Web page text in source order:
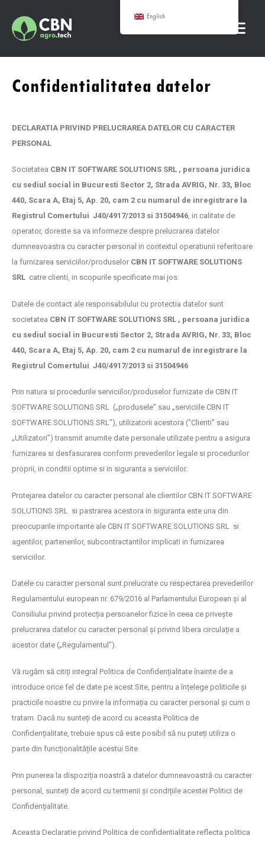
Confidentialitatea datelor
DECLARATIA PRIVIND PRELUCRAREA DATELOR CU CARACTER
PERSONAL
Societatea CBN IT SOFTWARE SOLUTIONS SRL , persoana juridica
cu sediul social in Bucuresti Sector 2, Strada AVRIG, Nr. 33, Bloc
440, Scara A, Etaj 5, Ap. 20, cam 2 cu numarul de inregistrare la
Registrul Comertului J40/4917/2013 si 31504946, in calitate de
operator, doreste sa va informeze despre prelucrarea datelor
dumneavoastra cu caracter personal in contextul operatiunii referitoare
la furnizarea serviciilor/produselor CBN IT SOFTWARE SOLUTIONS
SRL catre clienti, in scopurile specificate mai jos.
Datele de contact ale responsabilului cu protectia datelor sunt
societatea CBN IT SOFTWARE SOLUTIONS SRL , persoana juridica
cu sediul social in Bucuresti Sector 2, Strada AVRIG, Nr. 33, Bloc
440, Scara A, Etaj 5, Ap. 20, cam 2 cu numarul de inregistrare la
Registrul Comertului J40/4917/2013 si 31504946
Prin natura si procedurile serviciilor/produselor furnizate de CBN IT
SOFTWARE SOLUTIONS SRL („produsele” sau „serviciile CBN IT
SOFTWARE SOLUTIONS SRL”), utilizatorii acestora (“Clienti” sau
„Utilizatori”) transmit anumite date personale utilizate pentru a asigura
furnizarea si desfasurarea conform prevederilor legale si procedurilor
proprii, in conditii optime si in siguranta a serviciilor.
Protejarea datelor cu caracter personal ale clientilor CBN IT SOFTWARE
SOLUTIONS SRL si pastrarea acestora in siguranta este una din
preocuparile importante ale CBN IT SOFTWARE SOLUTIONS SRL si
agentilor, partenerilor, subcontractantilor implicati in furnizarea
serviciilor.
Datele cu caracter personal sunt prelucrate cu respectarea prevederilor
Regulamentului european nr. 679/2016 al Parlamentului European și al
Consiliului privind protecția persoanelor fizice în ceea ce privește
prelucrarea datelor cu caracter personal și privind libera circulație a
acestor date („Regulamentul”).
Vă rugăm să citiți integral Politica de Confidențialitate înainte de a
introduce orice fel de date pe acest Site, pentru a înțelege politicile și
practicile noastre cu privire la informația cu caracter personal și cum o
tratam. Dacă nu sunteți de acord cu aceasta Politica de
Confidențialitate, trebuie spus că este posibil să nu puteți utiliza o
parte din funcționalitățile acestui Site.
Prin punerea la dispoziția noastră a datelor dumneavoastră cu caracter
personal, sunteți de acord cu termenii și condițiile acestei Politici de
Confidențialitate.
Aceasta Declaratie privind Politica de confidentialitate reflecta politica
English